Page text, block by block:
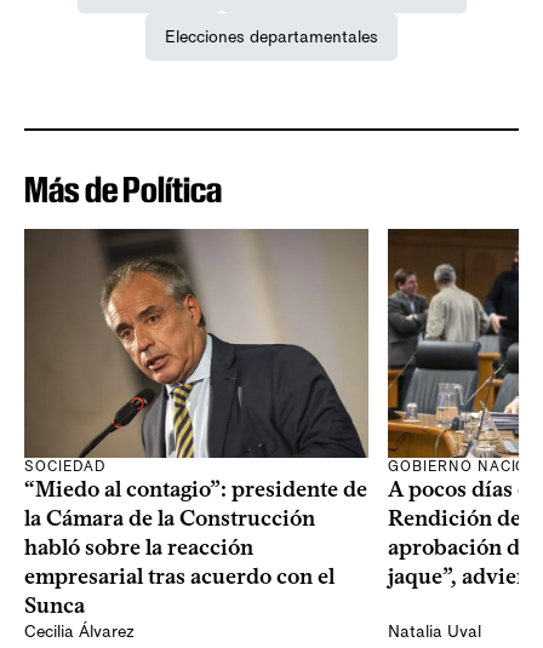
Elecciones departamentales
Más de Política
SOCIEDAD
“Miedo al contagio”: presidente de
la Cámara de la Construcción
habló sobre la reacción
empresarial tras acuerdo con el
Sunca
Cecilia Álvarez
GOBIERNO
A pocos días
Rendición de
aprobación del
jaque”,
Natalia Uval